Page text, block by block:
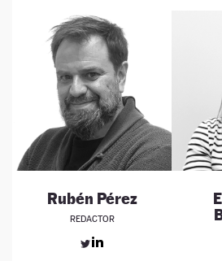
Rubén Pérez
REDACTOR